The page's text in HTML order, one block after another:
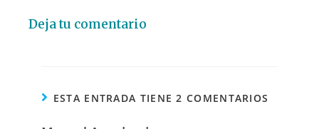
Deja tu comentario
ESTA ENTRADA TIENE 2 COMENTARIOS